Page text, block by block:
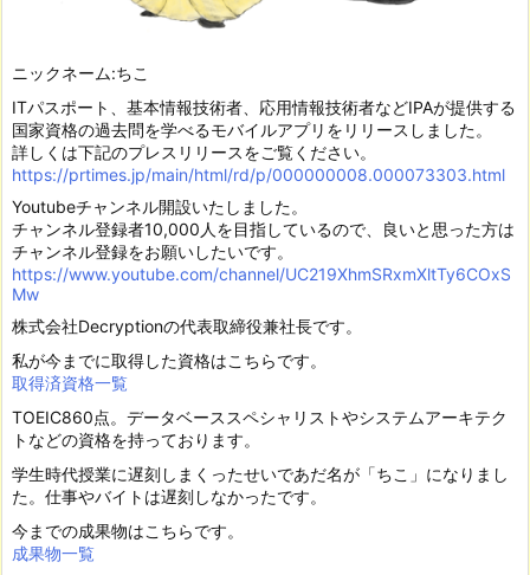
ニックネーム:ちこ
ITパスポート、基本情報技術者、応用情報技術者などIPAが提供する
国家資格の過去問を学べるモバイルアプリをリリースしました。
詳しくは下記のプレスリリースをご覧ください。
https://prtimes.jp/main/html/rd/p/000000008.000073303.html
Youtubeチャンネル開設いたしました。
チャンネル登録者10,000人を目指しているので、良いと思った方は
チャンネル登録をお願いしたいです。
https://www.youtube.com/channel/UC219XhmSRxmXltTy6COxS
Mw
株式会社Decryptionの代表取締役兼社長です。
私が今までに取得した資格はこちらです。
取得済資格一覧
TOEIC860点。データベーススペシャリストやシステムアーキテク
トなどの資格を持っております。
学生時代授業に遅刻しまくったせいであだ名が「ちこ」になりまし
た。仕事やバイトは遅刻しなかったです。
今までの成果物はこちらです。
成果物一覧